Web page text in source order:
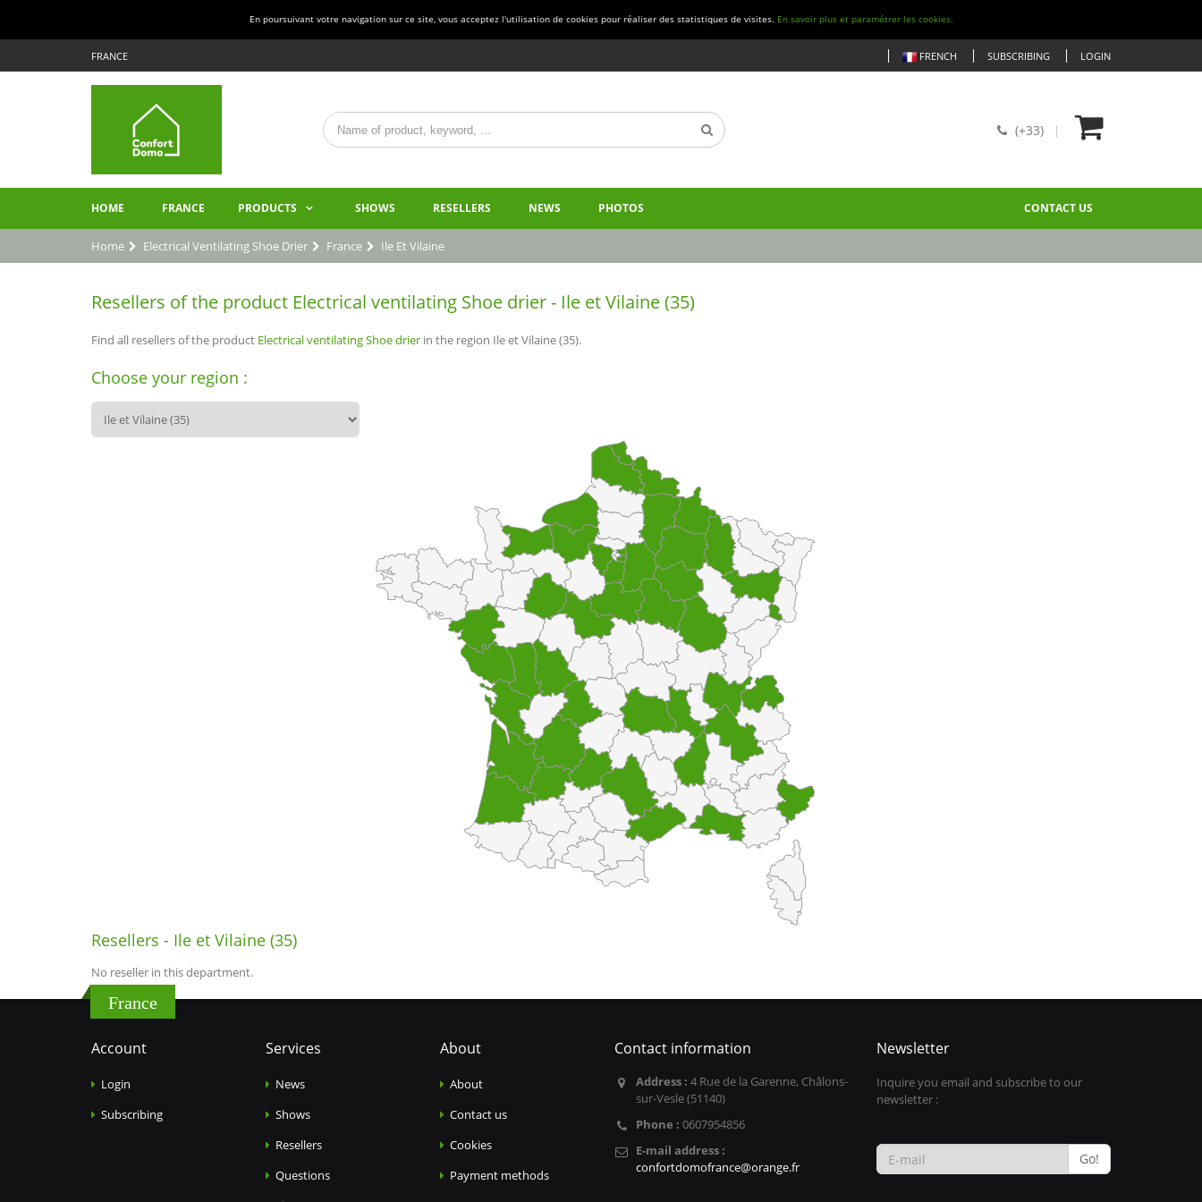
En poursuivant votre navigation sur ce site, vous acceptez l'utilisation de cookies pour réaliser des statistiques de visites. En savoir plus et paramétrer les cookies.
FRANCE FRENCH SUBSCRIBING LOGIN
(+33)
HOME FRANCE PRODUCTS SHOWS RESELLERS NEWS PHOTOS CONTACT US
Home Electrical Ventilating Shoe Drier France Ile Et Vilaine
Resellers of the product Electrical ventilating Shoe drier - Ile et Vilaine (35)
Find all resellers of the product Electrical ventilating Shoe drier in the region Ile et Vilaine (35).
Choose your region :
Resellers - Ile et Vilaine (35)
No reseller in this department.
France
Account
Login
Subscribing
Services
News
Shows
Resellers
Questions
About
About
Contact us
Cookies
Payment methods
Contact information
Address : 4 Rue de la Garenne, Châlons-
sur-Vesle (51140)
Phone : 0607954856
E-mail address :
confortdomofrance@orange.fr
Newsletter
Inquire you email and subscribe to our
newsletter :
Go!